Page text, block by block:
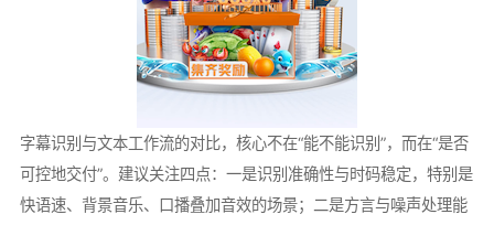
字幕识别与文本工作流的对比，核心不在“能不能识别”，而在“是否
可控地交付”。建议关注四点：一是识别准确性与时码稳定，特别是
快语速、背景音乐、口播叠加音效的场景；二是方言与噪声处理能